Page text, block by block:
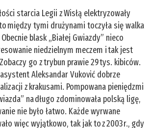
starcia Legii z Wisłą elektryzowały
między tymi drużynami toczyła się walka
blask „Białej Gwiazdy” nieco
niedzielnym meczem i tak jest
go z trybun prawie 29 tys. kibiców.
Aleksandar Vuković dobrze
z krakusami. Pompowana pieniędzmi
na długo zdominowała polską ligę,
nie było łatwo. Każde wyrwane
więc wyjątkowo, tak jak to z 2003 r., gdy